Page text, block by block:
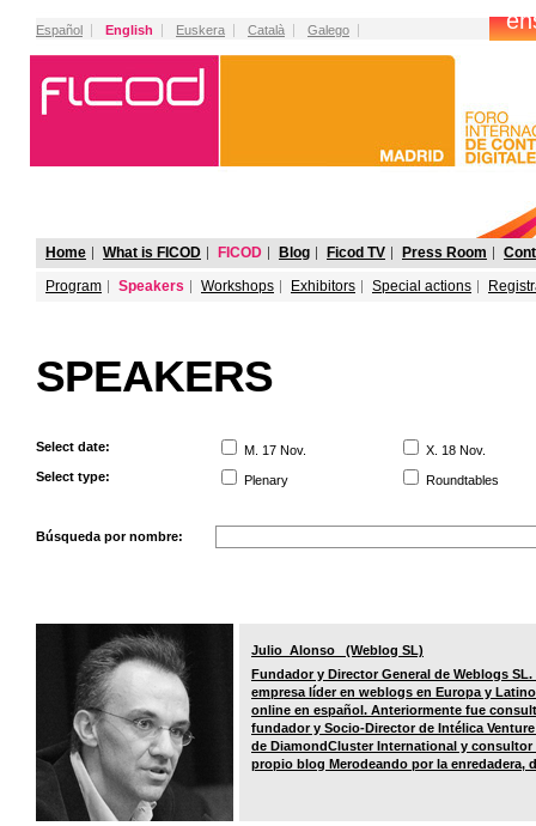
Español English Euskera Català Galego
SPEAKERS
Select date: M. 17 Nov.
X. 18 Nov.
Select type:
Plenary Roundtables
Búsqueda por nombre:
Julio Alonso (Weblog SL)
Fundador y Director General de Weblogs
empresa líder en weblogs en Europa y
online en español. Anteriormente fue
fundador y Socio-Director de Intélica
de DiamondCluster International y consultor
propio blog Merodeando por la enredadera,
Home What is FICOD FICOD Blog Ficod TV Press Room
Program
Speakers Workshops Exhibitors Special actions